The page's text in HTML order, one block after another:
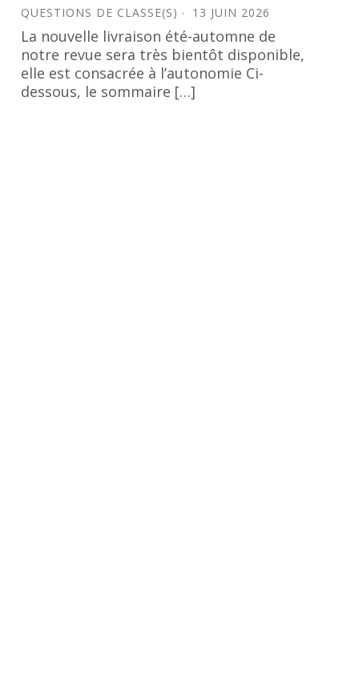
QUESTIONS DE CLASSE(S) 13 JUIN 2026
La nouvelle livraison été-automne de
notre revue sera très bientôt disponible,
elle est consacrée à l’autonomie Ci-
dessous, le sommaire […]